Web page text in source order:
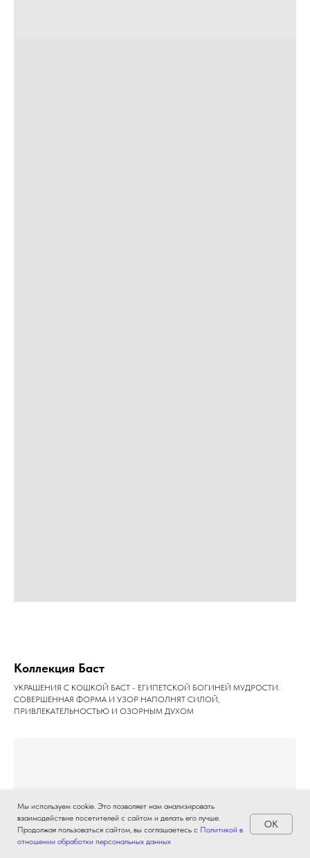
Мы используем cookie. Это позволяет нам анализировать
взаимодействие посетителей с сайтом и делать его лучше.
Продолжая пользоваться сайтом, вы соглашаетесь с Политикой в
отношении обработки персональных данных
OK
Главная Каталог
Коллекция Баст
УКРАШЕНИЯ С КОШКОЙ БАСТ - ЕГИПЕТСКОЙ БОГИНЕЙ МУДРОСТИ.
СОВЕРШЕННАЯ ФОРМА И УЗОР НАПОЛНЯТ СИЛОЙ,
ПРИВЛЕКАТЕЛЬНОСТЬЮ И ОЗОРНЫМ ДУХОМ